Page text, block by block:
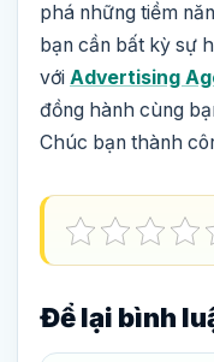
phá những tiềm
bạn cần bất kỳ sự
với Advertising
đồng hành cùng
Chúc bạn thành
Để lại bình